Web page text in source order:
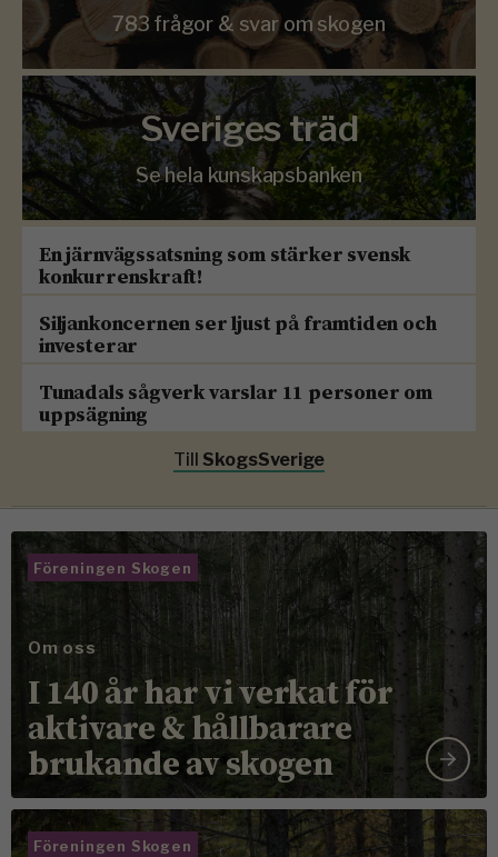
783 frågor & svar om skogen
Sveriges träd
Se hela kunskapsbanken
En järnvägssatsning som stärker svensk
konkurrenskraft!
Siljankoncernen ser ljust på framtiden och
investerar
Tunadals sågverk varslar 11 personer om
uppsägning
Till SkogsSverige
Föreningen Skogen
Om oss
I 140 år har vi verkat för
aktivare & hållbarare
brukande av skogen
Föreningen Skogen